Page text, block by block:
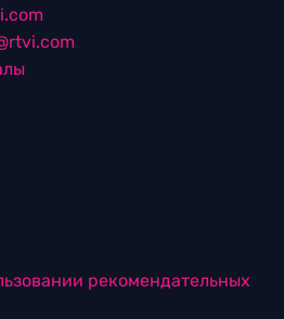
рекомендательных